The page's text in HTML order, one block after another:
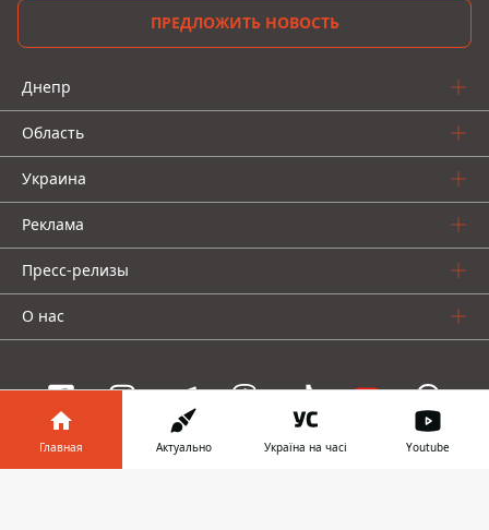
ПРЕДЛОЖИТЬ НОВОСТЬ
Днепр
Область
Украина
Реклама
Пресс-релизы
О нас
Главная Актуально Україна на часі Youtube